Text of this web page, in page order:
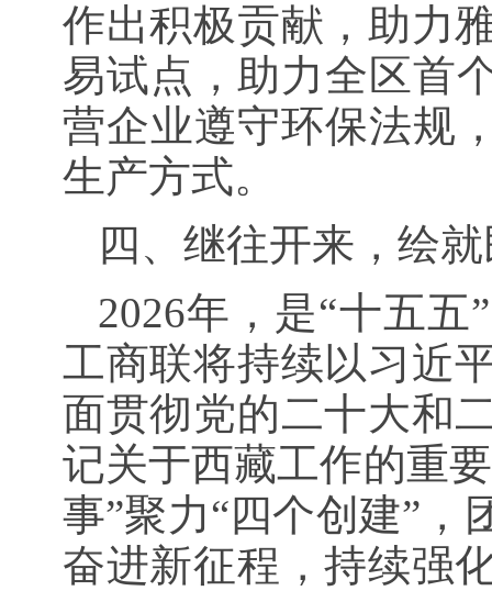
作出积极贡献，助力
易试点，助力全区首
营企业遵守环保法规
生产方式。
四、继往开来，绘
2026年，是“十五
工商联将持续以习近
面贯彻党的二十大和
记关于西藏工作的重
事”聚力“四个创建”
奋进新征程，持续强